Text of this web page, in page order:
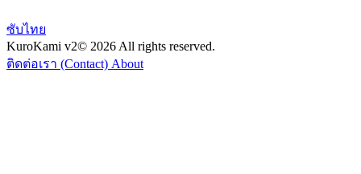
ซับไทย
KuroKami v2© 2026 All rights reserved.
ติดต่อเรา (Contact) About